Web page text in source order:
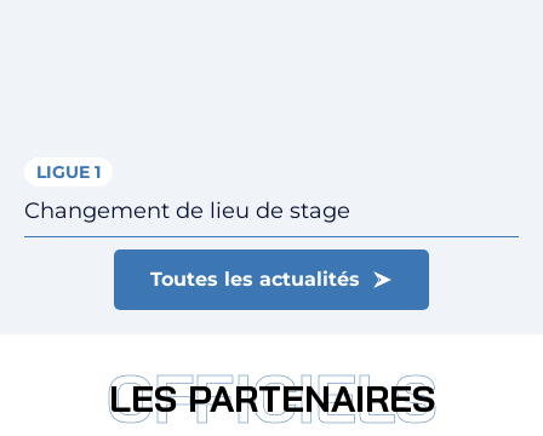
Toutes les actualités
LIGUE 1
Changement de lieu de stage
OFFICIELS
LES PARTENAIRES